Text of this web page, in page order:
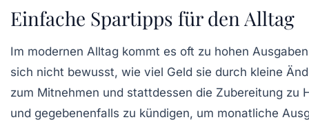
Einfache Spartipps für den Alltag
Im modernen Alltag kommt es oft zu hohen Ausgaben
sich nicht bewusst, wie viel Geld sie durch kleine
zum Mitnehmen und stattdessen die Zubereitung zu
und gegebenenfalls zu kündigen, um monatliche